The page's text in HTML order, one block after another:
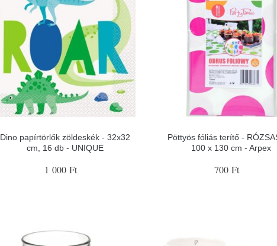
Dino papírtörlők zöldeskék - 32x32
cm, 16 db - UNIQUE
1 000 Ft
Pöttyös fóliás terítő -
100 x 130 cm - Arpex
700 Ft